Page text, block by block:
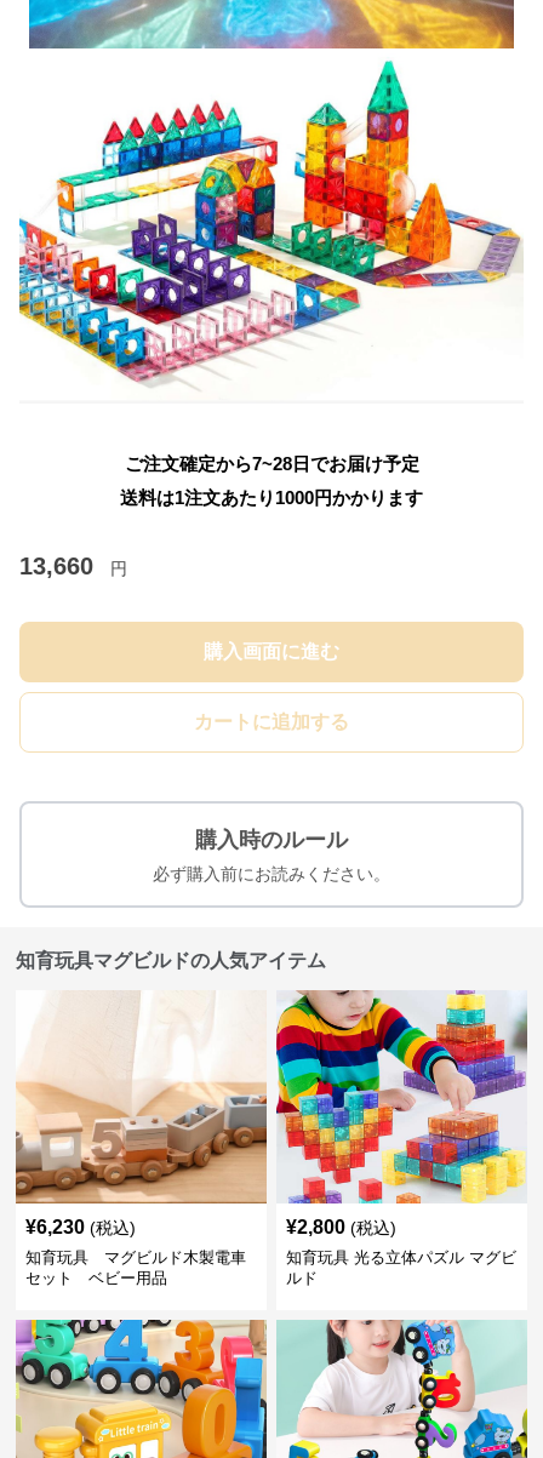
ご注文確定から7~28日でお届け予定
送料は1注文あたり 1000円かかります
13,660 円
購入画面に進む
カートに追加する
購入時のルール
必ず購入前にお読みください。
知育玩具マグビルドの人気アイテム
¥6,230 (税込)
知育玩具 マグビルド木製電車
セット ベビー用品
¥2,800 (税込)
知育玩具 光る立体パズル マグビ
ルド